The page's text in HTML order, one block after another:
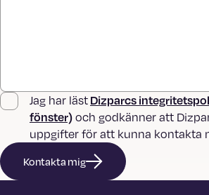
Jag har läst Dizparcs
fönster) och godkänner att
uppgifter för att kunna kontakta
Kontakta mig